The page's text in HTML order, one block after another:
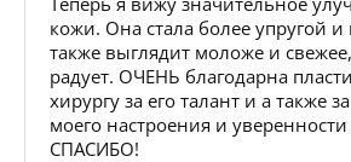
кожи. Она стала более упругой и
также выглядит моложе и
радует. ОЧЕНЬ благодарна
хирургу за его талант и а также
моего настроения и уверенности
СПАСИБО!